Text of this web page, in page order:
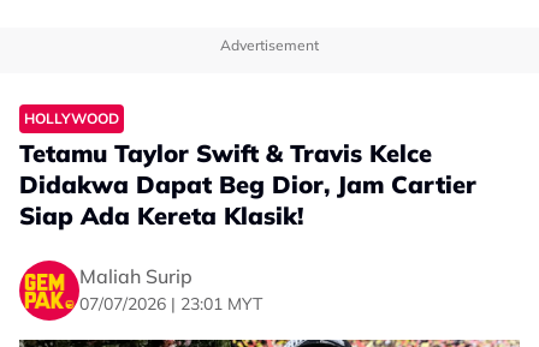
Advertisement
HOLLYWOOD
Tetamu Taylor Swift & Travis Kelce
Didakwa Dapat Beg Dior, Jam Cartier
Siap Ada Kereta Klasik!
Maliah Surip
07/07/2026 | 23:01 MYT